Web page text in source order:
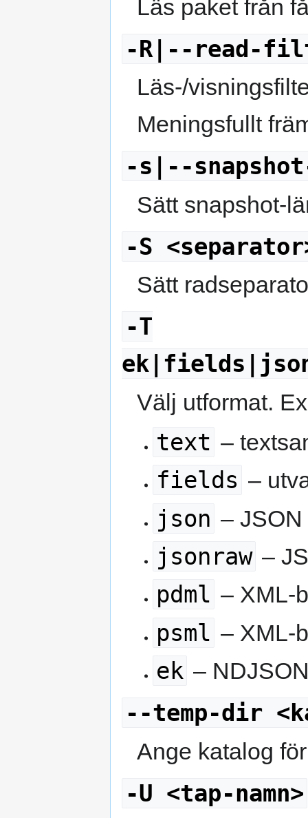
Läs paket från
-R|--read-
Läs-/
Meningsfullt
-s|--
Sätt snapshot-
-S
Sätt
-T
Välj utformat.
text –
fields –
json – JSON
jsonraw –
pdml – XML-
psml – XML-
ek –
--temp-dir
Ange katalog
-U <tap-namn>